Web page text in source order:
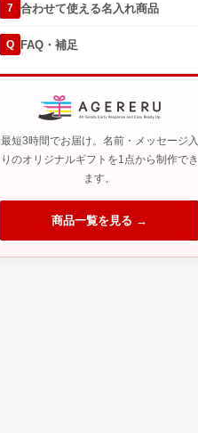
7 合わせて使える名入れ商品
Q FAQ・補足
最短3時間でお届け。名前・メッセージ入
りのオリジナルギフトを1点から制作でき
ます。
商品一覧を見る →